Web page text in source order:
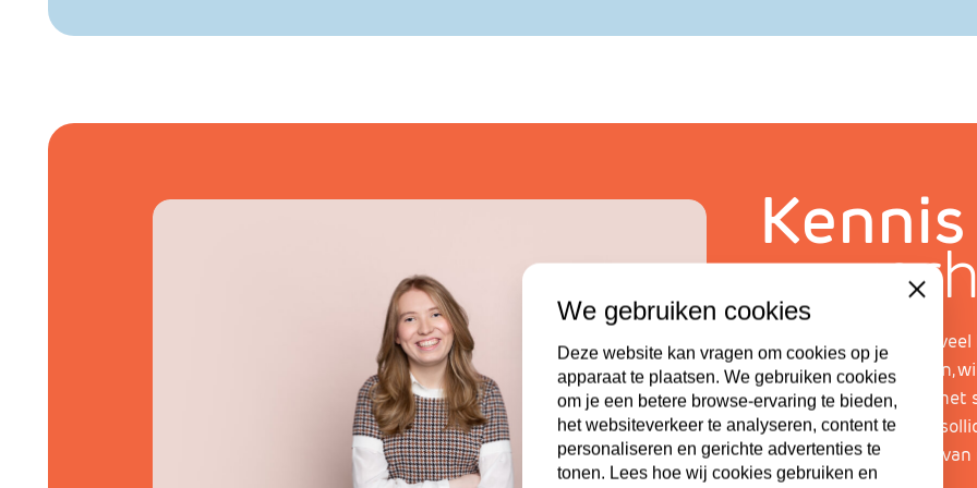
AutiTalent heeft heel
kennis met jou te delen,
bijvoorbeeld tips voor het
voorbereiden van een
inspirerende verhalen
en verhalen?
We gebruiken cookies
Deze website kan vragen om cookies op je
apparaat te plaatsen. We gebruiken cookies
om je een betere browse-ervaring te bieden,
het websiteverkeer te analyseren, content te
personaliseren en gerichte advertenties te
tonen. Lees hoe wij cookies gebruiken en
Close